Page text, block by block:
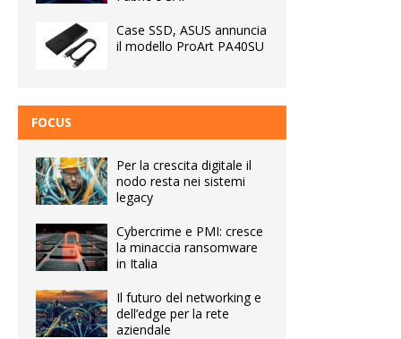
Case SSD, ASUS annuncia
il modello ProArt PA40SU
FOCUS
Per la crescita digitale il
nodo resta nei sistemi
legacy
Cybercrime e PMI: cresce
la minaccia ransomware
in Italia
Il futuro del networking e
dell’edge per la rete
aziendale